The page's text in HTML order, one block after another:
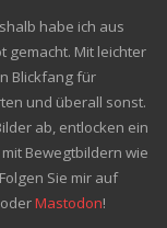
habe ich aus
gemacht. Mit leichter
Blickfang für
und überall sonst.
ab, entlocken ein
Bewegtbildern wie
Sie mir auf
oderMastodon!